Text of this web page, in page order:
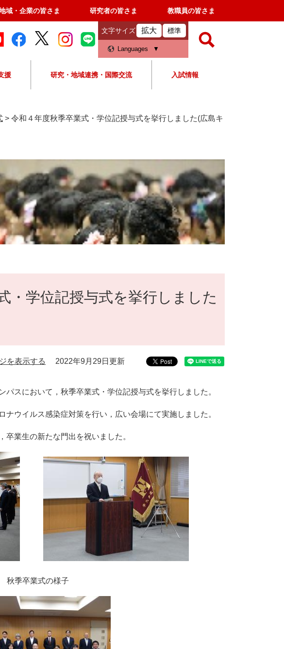
域・企業の皆さま 研究者の皆さま 教職員の皆さま
文字サイズ 拡大 標準
Languages
援 研究・地域連携・国際交流 入試情報
> 令和４年度秋季卒業式・学位記授与式を挙行しました(広島キ
・学位記授与式を挙行しました
を表示する 2022年9月29日更新
スにおいて，秋季卒業式・学位記授与式を挙行しました。
ウイルス感染症対策を行い，広い会場にて実施しました。
，卒業生の新たな門出を祝いました。
秋季卒業式の様子